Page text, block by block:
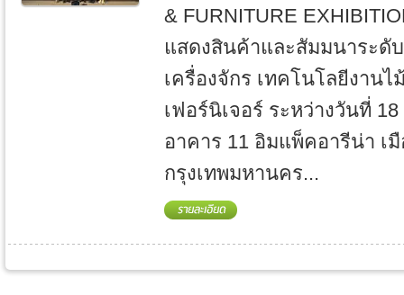
& FURNITURE
แสดงสินค้าและสัมมนาระดั
เครื่องจักร เทคโนโลยีงาน
เฟอร์นิเจอร์ ระหว่างวันที่
อาคาร 11 อิมแพ็คอารีน่า เ
กรุงเทพมหานคร...